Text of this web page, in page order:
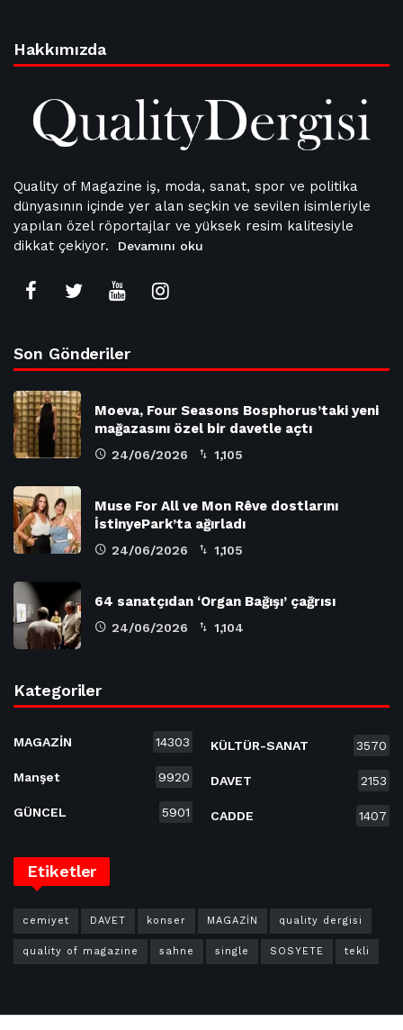
Hakkımızda
Quality of Magazine iş, moda, sanat, spor ve politika
dünyasının içinde yer alan seçkin ve sevilen isimleriyle
yapılan özel röportajlar ve yüksek resim kalitesiyle
dikkat çekiyor.
Devamını oku
Son Gönderiler
Moeva, Four Seasons Bosphorus’taki yeni
mağazasını özel bir davetle açtı
24/06/2026 1,105
Muse For All ve Mon Rêve dostlarını
İstinyePark’ta ağırladı
24/06/2026 1,105
64 sanatçıdan ‘Organ Bağışı’ çağrısı
24/06/2026 1,104
Kategoriler
MAGAZİN 14303
Manşet 9920
GÜNCEL 5901
KÜLTÜR-SANAT 3570
DAVET 2153
CADDE 1407
Etiketler
cemiyet DAVET konser MAGAZİN quality dergisi
quality of magazine sahne single SOSYETE tekli